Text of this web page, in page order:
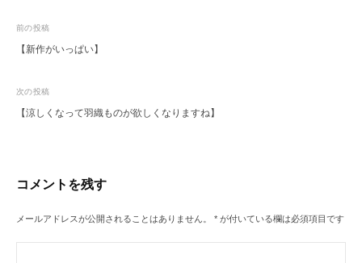
投
稿
ビ
ゲ
ョ
ン
前の投稿
【新作がいっぱい】
次の投稿
【涼しくなって羽織ものが欲しくなりますね】
コメントを残す
メールアドレスが公開されることはありません。 * が付いている欄は必須項目です